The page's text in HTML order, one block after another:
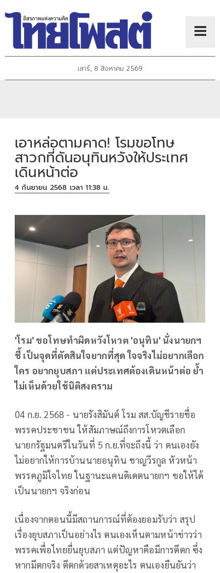
เสาร์, 8 สิงหาคม 2569
เอาหล่อตามคาด! โรมขอโทษ
สาวกที่ดันอนุทินหวังให้ประเทศ
เดินหน้าต่อ
4 กันยายน 2568 เวลา 11:38 น.
'โรม' ขอโทษทำผิดหวังโหวต 'อนุทิน' นั่งนายกฯ
ชี้ เป็นจุดที่ตัดสินใจยากที่สุด ใจจริงไม่อยากเลือก
ใคร อยากยุบสภา แต่ประเทศต้องเดินหน้าต่อ ย้ำ
ไม่เห็นด้วยใช้นิติสงคราม
04 ก.ย. 2568 - นายรังสิมันต์ โรม สส.บัญชีรายชื่อ
พรรคประชาชน ให้สัมภาษณ์ถึงการโหวตเลือก
นายกรัฐมนตรีในวันที่ 5 ก.ย.ที่จะถึงนี้ ว่า ตนเองยัง
ไม่อยากให้การบ้านนายอนุทิน ชาญวีรกูล หัวหน้า
พรรคภูมิใจไทย ในฐานะแคนดิเดตนายกฯ ขอให้ได้
เป็นนายกฯ จริงก่อน
เนื่องจากตอนนี้มีสถานการณ์ที่ต้องยอมรับว่า สรุป
เรื่องยุบสภาเป็นอย่างไร ตนเองเห็นตามหน้าข่าวว่า
พรรคเพื่อไทยยื่นยุบสภา แต่ปัญหาคือมีการตีตก ซึ่ง
หากมีตกจริง ตีตกด้วยสาเหตุอะไร ตนเองยืนยันว่า